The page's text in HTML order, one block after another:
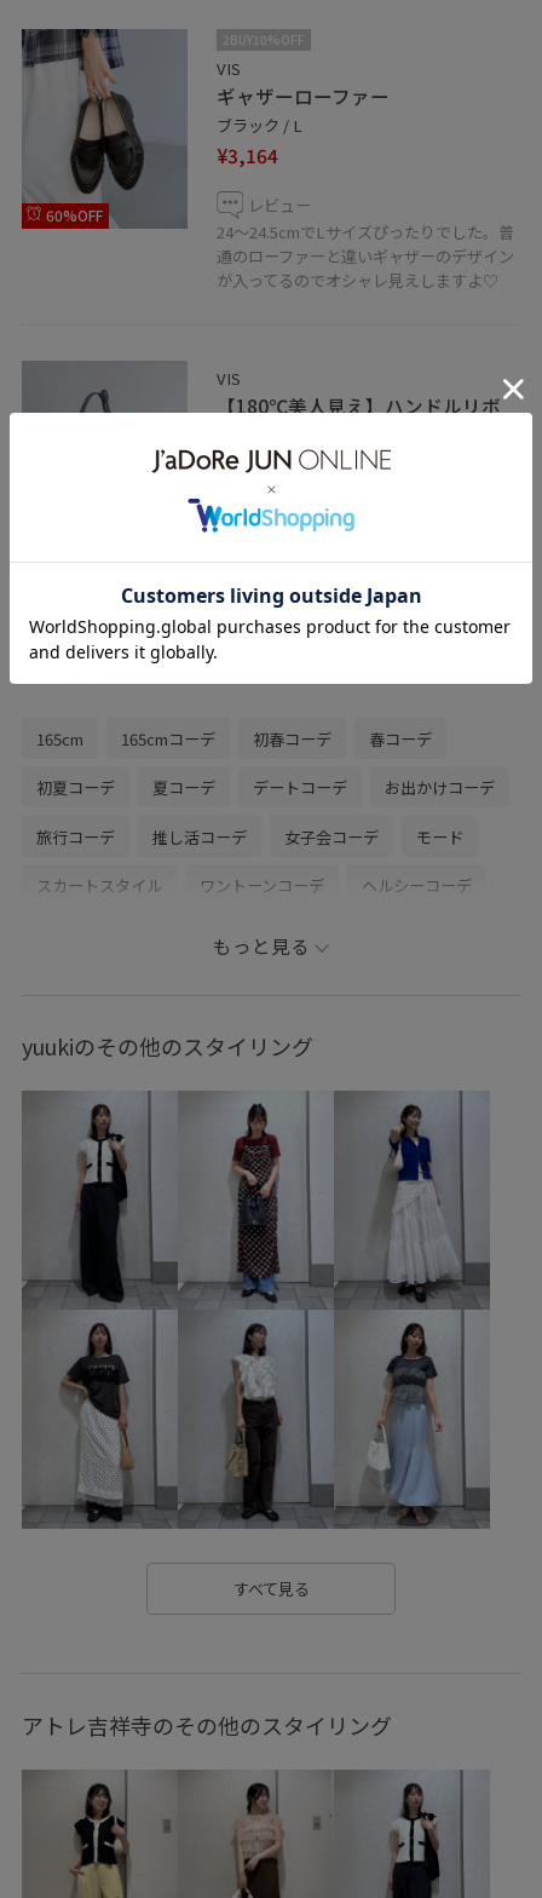
60%OFF
2BUY10%OFF
VIS
ギャザーローファー
ブラック / L
¥3,164
レビュー
24〜24.5cmでLサイズぴったりでした。普
通のローファーと違いギャザーのデザイン
が入ってるのでオシャレ見えしますよ♡
VIS
【180℃美人見え】ハンドルリボ
ブラック / F
¥5,929
色々なスタイリングにも場面にも合わせや
すい、大活躍なバッグです♪♪
長財布も入る大きさです！
165cm 165cmコーデ 初春コーデ 春コーデ
初夏コーデ 夏コーデ デートコーデ お出かけコーデ
旅行コーデ 推し活コーデ 女子会コーデ モード
スカートスタイル ワントーンコーデ ヘルシーコーデ
きれいめコーデ
キャミソール ワンピース バッグ
BVA36050 BVF16010 BVW35010
BVX45260 1枚でも着れる 26officecasual
26SSceremony Ssize_akisuda VIS_2026SS_POLO
VIS_2026SS_POLO2 VIS_26SS vis_26ssbag
vis_26ss_summertops vis_br31 VIS_ceremony_2026
VIS_hotbeauty_styling vis_okazakisae_june
vis_okazakisae_may アメリカンスリーブ
ウエストタック ウエストマーク ウエスト切り替え
エコバッグ オールインワン オールシーズン
ソフトタッチ タック デイリー使い
デザインがポイント トレンド ハイウエスト パンツ
フェミニン フォーマル フォーマルシーン ヘルシー
ベーシック ポーチ マニッシュ
もっと見る
yuukiのその他のスタイリング
すべて見る
アトレ吉祥寺のその他のスタイリング